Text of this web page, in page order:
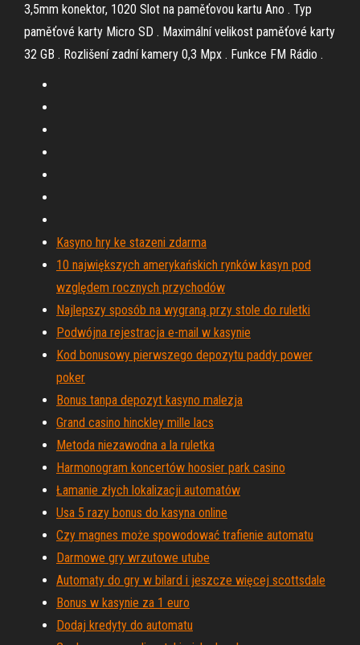
3,5mm konektor, 1020 Slot na paměťovou kartu Ano . Typ
paměťové karty Micro SD . Maximální velikost paměťové karty
32 GB . Rozlišení zadní kamery 0,3 Mpx . Funkce FM Rádio .
Kasyno hry ke stazeni zdarma
10 największych amerykańskich rynków kasyn pod
względem rocznych przychodów
Najlepszy sposób na wygraną przy stole do ruletki
Podwójna rejestracja e-mail w kasynie
Kod bonusowy pierwszego depozytu paddy power
poker
Bonus tanpa depozyt kasyno malezja
Grand casino hinckley mille lacs
Metoda niezawodna a la ruletka
Harmonogram koncertów hoosier park casino
Łamanie złych lokalizacji automatów
Usa 5 razy bonus do kasyna online
Czy magnes może spowodować trafienie automatu
Darmowe gry wrzutowe utube
Automaty do gry w bilard i jeszcze więcej scottsdale
Bonus w kasynie za 1 euro
Dodaj kredyty do automatu